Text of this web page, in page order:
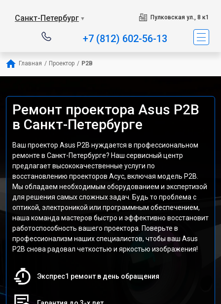
Санкт-Петербург ▼ Пулковская ул., 8 к1
+7 (812) 602-56-13
Главная / Проектор / P2B
Ремонт проектора Asus P2B
в Санкт-Петербурге
Ваш проектор Asus P2B нуждается в профессиональном
ремонте в Санкт-Петербурге? Наш сервисный центр
предлагает высококачественные услуги по
восстановлению проекторов Асус, включая модель P2B.
Мы обладаем необходимым оборудованием и экспертизой
для решения самых сложных задач. Будь то проблема с
оптикой, электроникой или программным обеспечением,
наша команда мастеров быстро и эффективно восстановит
работоспособность вашего проектора. Поверьте в
профессионализм наших специалистов, чтобы ваш Asus
P2B снова радовал четкостью и яркостью изображения!
Экспрес1 ремонт в день обращения